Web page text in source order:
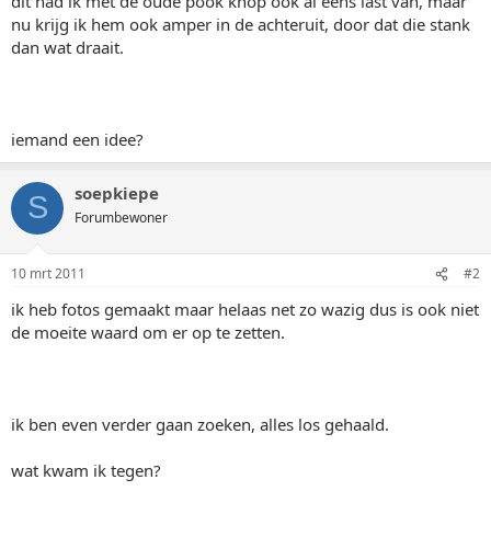
nu krijg ik hem ook amper in de achteruit, door dat die stank
dan wat draait.
iemand een idee?
S soepkiepe
Forumbewoner
10 mrt 2011 #2
ik heb fotos gemaakt maar helaas net zo wazig dus is ook niet
de moeite waard om er op te zetten.
ik ben even verder gaan zoeken, alles los gehaald.
wat kwam ik tegen?